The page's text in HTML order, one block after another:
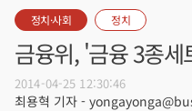
정치·사회 정치
금융위, '금융 3종
2014-04-25 12:30:46
최용혁 기자 -